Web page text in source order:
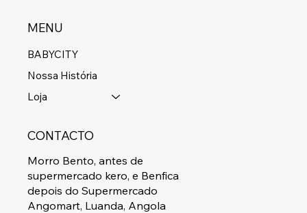
MENU
BABYCITY
Nossa História
Loja
CONTACTO
Morro Bento, antes de
supermercado kero, e Benfica
depois do Supermercado
Angomart, Luanda, Angola